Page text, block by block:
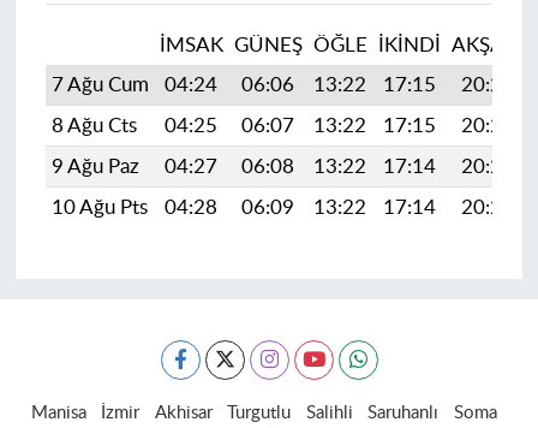
İMSAK GÜNEŞ ÖĞLE İKINDI AKŞAM
7 Ağu Cum
04:24 06:06 13:22 17:15 20:29
8 Ağu Cts
04:25 06:07 13:22 17:15 20:28
9 Ağu Paz
04:27 06:08 13:22 17:14 20:27
10 Ağu Pts
04:28 06:09 13:22 17:14 20:25
Manisa İzmir Akhisar Turgutlu Salihli Saruhanlı
Soma